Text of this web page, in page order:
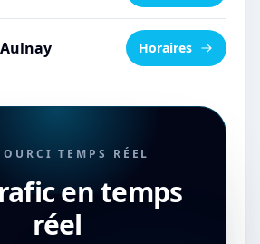
Horaires
TEMPS RÉEL
en temps
réel